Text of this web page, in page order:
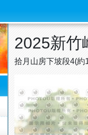
2025新竹
拾月山房下坡段4(約